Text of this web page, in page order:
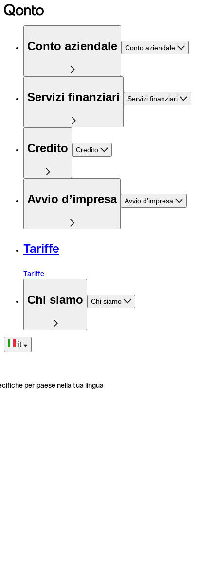
Conto aziendale Conto aziendale
Servizi finanziari Servizi finanziari
Credito Credito
Avvio d’impresa Avvio d’impresa
Tariffe
Tariffe
Chi siamo Chi siamo
it
per paese nella tua lingua